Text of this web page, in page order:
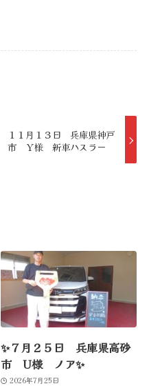
１１月１３日 兵庫県神戸
市 Ｙ様 新車ハスラー
✨７月２５日 兵庫県高砂
市 U様 ノア✨
2026年7月25日